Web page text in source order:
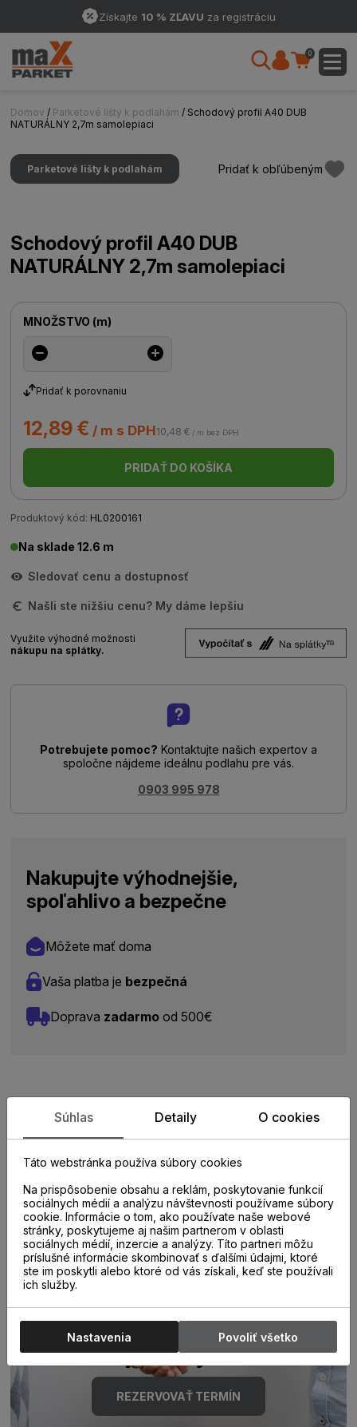
Získajte 10 % ZĽAVU za registráciu
0
Domov / Parketové lišty k podlahám / Schodový profil A40 DUB
NATURÁLNY 2,7m samolepiaci
Parketové lišty k podlahám Pridať k obľúbeným
Schodový profil A40 DUB
NATURÁLNY 2,7m samolepiaci
MNOŽSTVO (m)
Pridať k porovnaniu
12,89 € / m s DPH10,48 € / m bez DPH
PRIDAŤ DO KOŠÍKA
Produktový kód: HL0200161
Na sklade 12.6 m
Sledovať cenu a dostupnosť
Našli ste nižšiu cenu? My dáme lepšiu
Využite výhodné možnosti
nákupu na splátky.
Potrebujete pomoc? Kontaktujte našich expertov a
spoločne nájdeme ideálnu podlahu pre vás.
0903 995 978
Nakupujte výhodnejšie,
spoľahlivo a bezpečne
Môžete mať doma
Vaša platba je bezpečná
Doprava zadarmo od 500€
Zistite viac o vlastnostiach
produktu
Poraďte sa s
odborníkom u nás na
predajni.
REZERVOVAŤ TERMÍN
Súhlas Detaily O cookies
Táto webstránka používa súbory cookies
Na prispôsobenie obsahu a reklám, poskytovanie funkcií
sociálnych médií a analýzu návštevnosti používame súbory
cookie. Informácie o tom, ako používate naše webové
stránky, poskytujeme aj našim partnerom v oblasti
sociálnych médií, inzercie a analýzy. Títo partneri môžu
príslušné informácie skombinovať s ďalšími údajmi, ktoré
ste im poskytli alebo ktoré od vás získali, keď ste používali
ich služby.
Nastavenia Povoliť všetko